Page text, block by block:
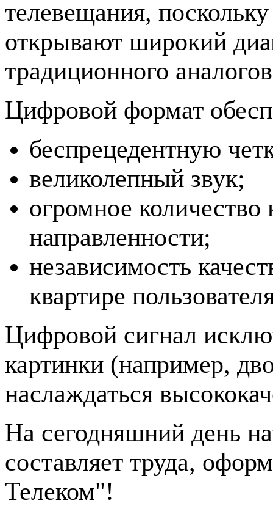
телевещания,
открывают широкий
традиционного
Цифровой формат
беспрецедентную
великолепный звук;
огромное количество
направленности;
независимость
квартире
Цифровой сигнал
картинки (например,
наслаждаться
На сегодняшний день
составляет труда,
Телеком"!